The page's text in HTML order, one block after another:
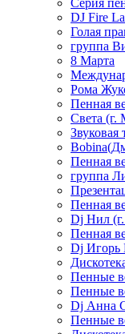
Серия
DJ Fire
Голая
группа
8 Марта
Рома
Пенная
Света (г.
Звуковая
Пенная
группа
Пенная
Dj Нил
Пенная
Dj Игорь
Пенные
Пенные
Dj Анна
Пенные